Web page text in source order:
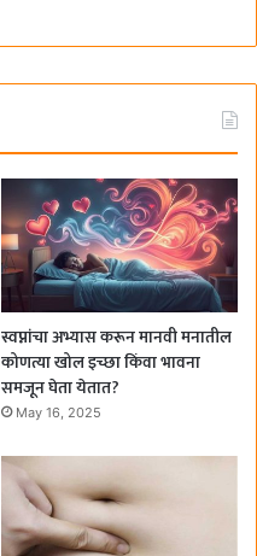
स्वप्नांचा अभ्यास करून मानवी मनातील
कोणत्या खोल इच्छा किंवा भावना
समजून घेता येतात?
May 16, 2025